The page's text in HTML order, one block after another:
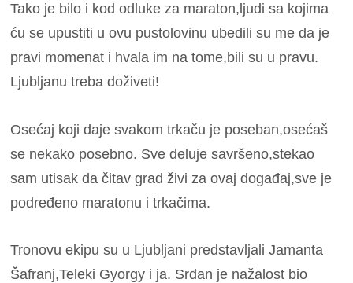
Tako je bilo i kod odluke za maraton,ljudi sa kojima
ću se upustiti u ovu pustolovinu ubedili su me da je
pravi momenat i hvala im na tome,bili su u pravu.
Ljubljanu treba doživeti!
Osećaj koji daje svakom trkaču je poseban,osećaš
se nekako posebno. Sve deluje savršeno,stekao
sam utisak da čitav grad živi za ovaj događaj,sve je
podređeno maratonu i trkačima.
Tronovu ekipu su u Ljubljani predstavljali Jamanta
Šafranj,Teleki Gyorgy i ja. Srđan je nažalost bio